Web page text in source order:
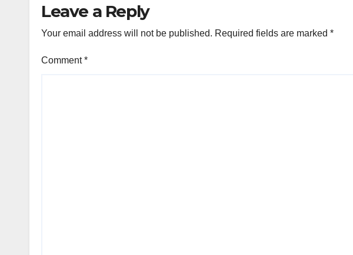
Leave a Reply
Your email address will not be published. Required fields are marked *
Comment*